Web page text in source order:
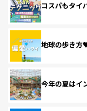
コスパもタイ
地球の歩き方
今年の夏はイ